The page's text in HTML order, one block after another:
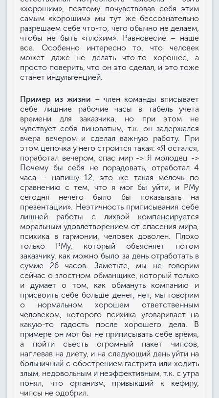
«хорошим», поэтому почувствовав себя этим
самым «хорошим» мы тут же бессознательно
разрешаем себе что-то, чего обычно не делаем,
чтобы не быть «плохим». Равновесие – наше
все. Особенно интересно то, что человек
может даже не делать что-то хорошее, а
просто поверить, что он это сделал, и это тоже
станет индульгенцией.
Пример из жизни – член команды вписывает
себе лишние рабочие часы в табель учета
времени для заказчика, но при этом не
чувствует себя виноватым, т.к. он задержался
вчера вечером и сделал важную работу. При
этом цепочка у него строится такая: «Я остался,
поработал вечером, спас мир -> Я молодец ->
Почему бы себя не порадовать, отработал 4
часа – напишу 12, это же такая мелочь по
сравнению с тем, что я мог бы уйти, и РМу
сегодня нечего было бы показывать на
презентации». Неэтичность приписывания себе
лишней работы с лихвой компенсируется
моральным удовлетворением от спасения мира,
психика в гармонии, человек доволен. Плохо
только РМу, который объясняет потом
заказчику, как можно было за день отработать в
сумме 26 часов. Заметьте, мы не говорим
сейчас о злостном обманщике, который только
и думает о том, как обмануть компанию и
присвоить себе больше денег, нет, мы говорим
о нормальном хорошем ответственным
человеком, которого психика уговаривает на
какую-то гадость после хорошего дела. В
примере он мог бы не приписывать себе время,
а пойти съесть огромный пакет чипсов,
наплевав на диету, и на следующий день уйти на
больничный с обострением гастрита или ходить
злым, недовольным и неэффективным, т.к. с утра
понял, что организм, привыкший к кефиру,
чипсы не одобрил.